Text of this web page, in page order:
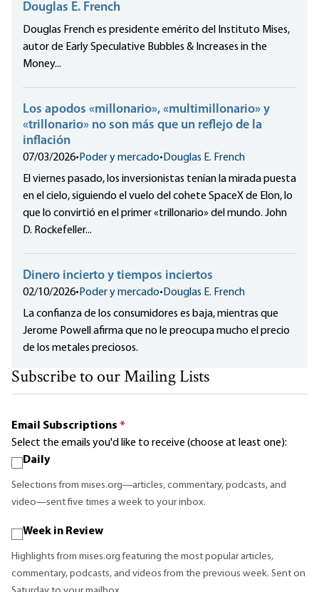
Douglas E. French
Douglas French es presidente emérito del Instituto Mises,
autor de Early Speculative Bubbles & Increases in the
Money...
Los apodos «millonario», «multimillonario» y
«trillonario» no son más que un reflejo de la
inflación
07/03/2026• Poder y mercado• Douglas E. French
El viernes pasado, los inversionistas tenían la mirada puesta
en el cielo, siguiendo el vuelo del cohete SpaceX de Elon, lo
que lo convirtió en el primer «trillonario» del mundo. John
D. Rockefeller...
Dinero incierto y tiempos inciertos
02/10/2026• Poder y mercado• Douglas E. French
La confianza de los consumidores es baja, mientras que
Jerome Powell afirma que no le preocupa mucho el precio
de los metales preciosos.
Subscribe to our Mailing Lists
Email Subscriptions *
Select the emails you'd like to receive (choose at least one):
Daily
Selections from mises.org—articles, commentary, podcasts, and
video—sent five times a week to your inbox.
Week in Review
Highlights from mises.org featuring the most popular articles,
commentary, podcasts, and videos from the previous week. Sent on